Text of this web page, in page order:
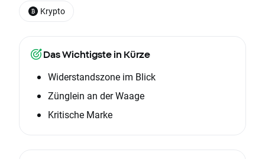
Das Wichtigste in Kürze
Widerstandszone im Blick
Zünglein an der Waage
Kritische Marke
Krypto